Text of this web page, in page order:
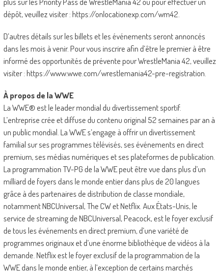
dépôt, veuillez visiter : https://onlocationexp.com/wm42.
D’autres détails sur les billets et les événements seront annoncés
dans les mois à venir. Pour vous inscrire afin d’être le premier à être
informé des opportunités de prévente pour WrestleMania 42, veuillez
visiter : https://www.wwe.com/wrestlemania42-pre-registration.
À propos de la WWE
La WWE® est le leader mondial du divertissement sportif.
L’entreprise crée et diffuse du contenu original 52 semaines par an à
un public mondial. La WWE s’engage à offrir un divertissement
familial sur ses programmes télévisés, ses événements en direct
premium, ses médias numériques et ses plateformes de publication.
La programmation TV-PG de la WWE peut être vue dans plus d’un
milliard de foyers dans le monde entier dans plus de 20 langues
grâce à des partenaires de distribution de classe mondiale,
notamment NBCUniversal, The CW et Netflix. Aux États-Unis, le
service de streaming de NBCUniversal, Peacock, est le foyer exclusif
de tous les événements en direct premium, d’une variété de
programmes originaux et d’une énorme bibliothèque de vidéos à la
demande. Netflix est le foyer exclusif de la programmation de la
WWE dans le monde entier, à l’exception de certains marchés